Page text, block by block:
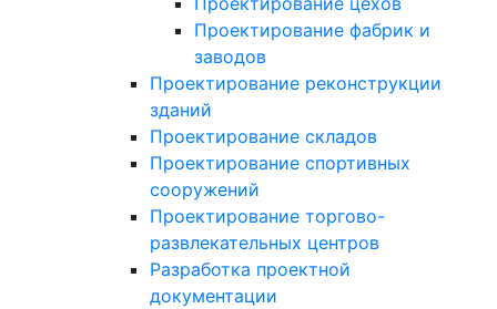
Проектирование фабрик и
заводов
Проектирование реконструкции
зданий
Проектирование складов
Проектирование спортивных
сооружений
Проектирование торгово-
развлекательных центров
Разработка проектной
документации